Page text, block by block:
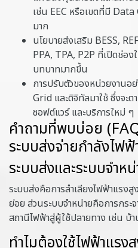
เช่น EEC หรือเขตที่มี
มาก
นโยบายส่งเสริม BESS,
PPA, TPA, P2P ที่เปิดช่อ
บทบาทมากขึ้น
การปรับตัวของหน่วยงานอ
Grid และดิจิทัลมาใช้ ซึ่งจะ
ซอฟต์แวร์ และบริการใหม่ ๆ
คำถามที่พบบ่อย
ระบบส่งจ่ายกำลังไฟฟ้
ระบบส่งและระบบจำห
ระบบส่งคือการลำเลียงไฟฟ้าแรงสู
ย่อย ส่วนระบบจำหน่ายคือการกระ
สถานีไฟฟ้าสู่ผู้ใช้ปลายทาง เช่น บ้า
ทำไมต้องใช้ไฟฟ้าแรง